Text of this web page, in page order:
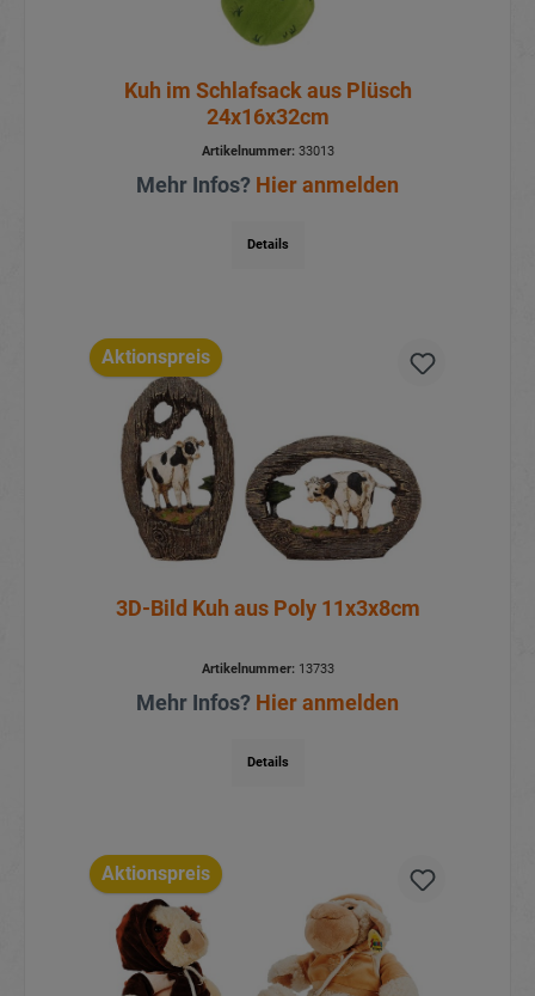
Kuh im Schlafsack aus Plüsch
24x16x32cm
Artikelnummer:33013
Mehr Infos? Hier anmelden
Details
Aktionspreis
3D-Bild Kuh aus Poly 11x3x8cm
Artikelnummer:13733
Mehr Infos? Hier anmelden
Details
Aktionspreis